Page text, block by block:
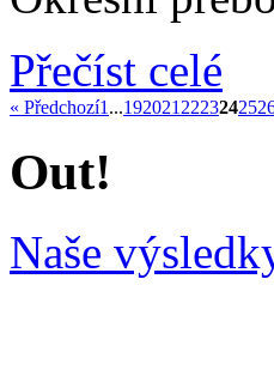
Přečíst celé
« Předchozí1 ...192021 22232425
Out!
Naše